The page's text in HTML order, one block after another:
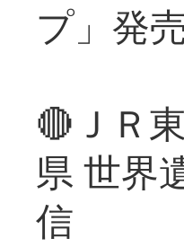
プ」発
🔴ＪＲ
県 世界
信